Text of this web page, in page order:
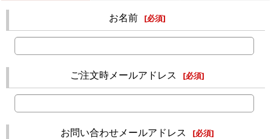
お名前 [必須]
ご注文時メールアドレス [必須]
お問い合わせメールアドレス [必須]